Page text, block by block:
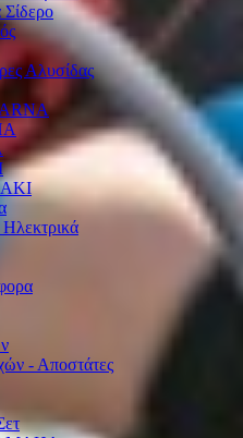
Σίδερο
Αλυσίδας
- Αποστάτες